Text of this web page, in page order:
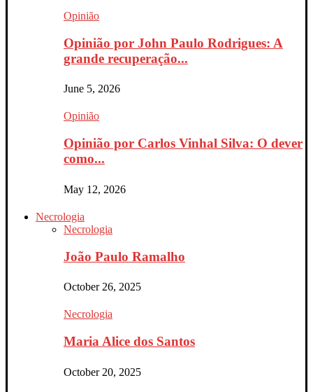
Opinião
Opinião por John Paulo Rodrigues: A
grande recuperação...
June 5, 2026
Opinião
Opinião por Carlos Vinhal Silva: O dever
como...
May 12, 2026
Necrologia
Necrologia
João Paulo Ramalho
October 26, 2025
Necrologia
Maria Alice dos Santos
October 20, 2025